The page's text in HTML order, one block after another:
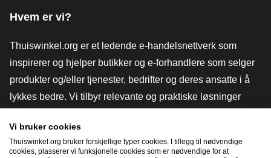
Hvem er vi?
Thuiswinkel.org er et ledende e-handelsnettverk som
inspirerer og hjelper butikker og e-forhandlere som selger
produkter og/eller tjenester, bedrifter og deres ansatte i å
lykkes bedre. Vi tilbyr relevante og praktiske løsninger
verktøy og råd, advokatvirksomhet, markedsundersøkelser,
og har vår egen utdanningsplattform, Thuiswinkel e-
Vi bruker cookies
Thuiswinkel.org bruker forskjellige typer cookies. I tillegg til nødvendige
cookies, plasserer vi funksjonelle cookies som er nødvendige for at